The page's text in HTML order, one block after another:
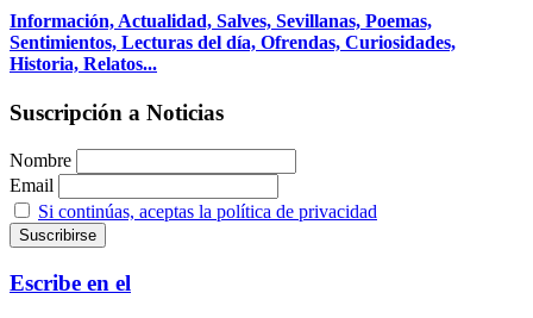
Información, Actualidad, Salves, Sevillanas, Poemas,
Sentimientos, Lecturas del día, Ofrendas, Curiosidades,
Historia, Relatos...
Suscripción a Noticias
Nombre
Email
Si continúas, aceptas la política de privacidad
Escribe en el